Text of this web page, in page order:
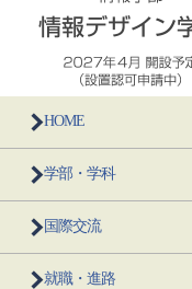
HOME
学部・学科
国際交流
就職・進路